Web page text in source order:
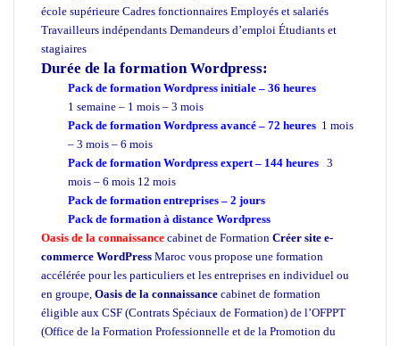
école supérieure Cadres fonctionnaires Employés et salariés
Travailleurs indépendants Demandeurs d’emploi Étudiants et
stagiaires
Durée de la formationWordpress:
Pack de formation Wordpress initiale – 36 heures
1 semaine – 1 mois – 3 mois
Pack de formation Wordpress avancé – 72 heures 1 mois
– 3 mois – 6 mois
Pack de formation Wordpress expert – 144 heures 3
mois – 6 mois 12 mois
Pack de formation entreprises – 2 jours
Pack de formation à distance Wordpress
Oasis de la connaissance cabinet de Formation Créer site e-
commerce WordPress Maroc vous propose une formation
accélérée pour les particuliers et les entreprises en individuel ou
en groupe, Oasis de la connaissance cabinet de formation
éligible aux CSF (Contrats Spéciaux de Formation) de l’OFPPT
(Office de la Formation Professionnelle et de la Promotion du